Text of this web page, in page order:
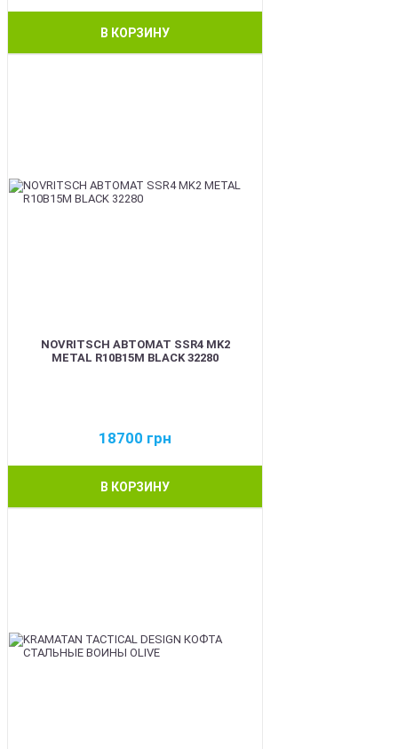
В КОРЗИНУ
NOVRITSCH АВТОМАТ SSR4 MK2
METAL R10B15M BLACK 32280
18700 грн
В КОРЗИНУ